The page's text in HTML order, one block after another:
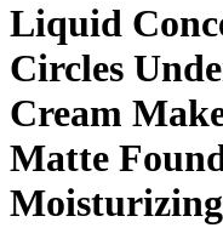
Liquid
Circles
Cream
Matte
Moisturizing